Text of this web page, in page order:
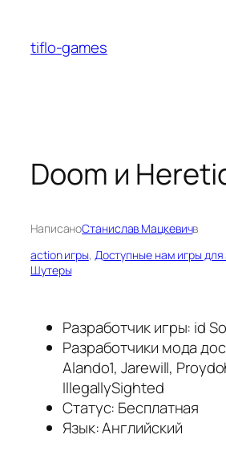
содержимому
tiflo-games
Doom и
НаписаноСтанислав Мацкевичв
action игры, Доступные нам игры для
Шутеры
Разработчик игры: id
Разработчики мода
Alando1, Jarewill,
IllegallySighted
Статус: Бесплатная
Язык: Английский